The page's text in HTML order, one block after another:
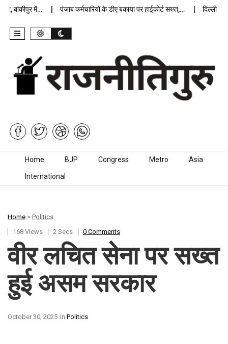
बांकीपुर में… पंजाब कर्मचारियों के डीए बकाया पर हाईकोर्ट सख्त,… दिल्ली जेलों
Skip to content
Home BJP Congress Metro Asia
International
Home > Politics
168 Views
2 Secs 0 Comments
वीर लचित सेना पर सख्त
हुई असम सरकार
In Politics
October 30, 2025